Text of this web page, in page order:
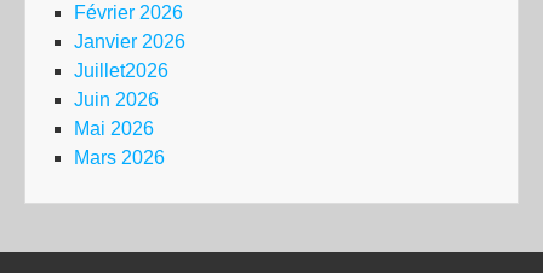
Février 2026
Janvier 2026
Juillet2026
Juin 2026
Mai 2026
Mars 2026